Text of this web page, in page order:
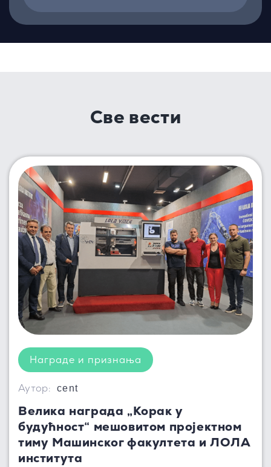
Све вести
Награде и признања
Аутор: cent
Велика награда „Корак у
будућност“ мешовитом пројектном
тиму Машинског факултета и ЛОЛА
института